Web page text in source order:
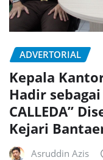
ADVERTORIAL
Kepala
Hadir
CALLEDA”
Kejari
Asruddin Azis